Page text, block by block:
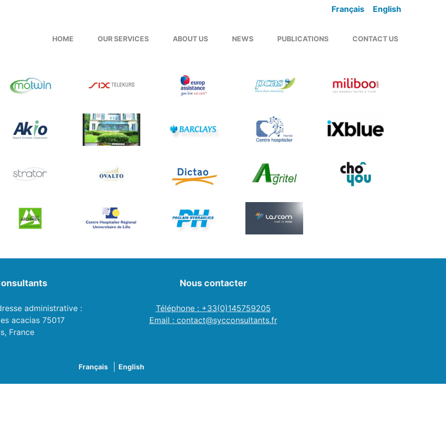
Français English
HOME OUR SERVICES ABOUT US NEWS PUBLICATIONS CONTACT US
administrative :
acacias 75017
France
Nous contacter
Téléphone : +33(0)145759205
Email : contact@sycconsultants.fr
Français English